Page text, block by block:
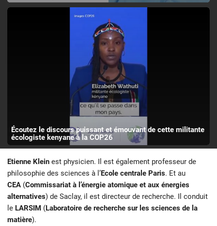
Écoutez le discours puissant et émouvant de cette militante
écologiste kenyane à la COP26
Etienne Klein est physicien. Il est également professeur de
philosophie des sciences à l’Ecole centrale Paris. Et au
CEA (Commissariat à l’énergie atomique et aux énergies
alternatives) de Saclay, il est directeur de recherche. Il conduit
le LARSIM (Laboratoire de recherche sur les sciences de la
matière).